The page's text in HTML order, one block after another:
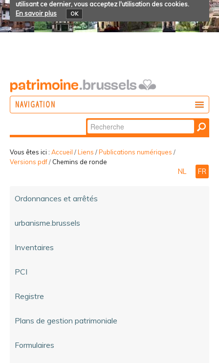
utilisant ce dernier, vous acceptez l'utilisation des cookies.
En savoir plus
OK
NAVIGATION
PARTICIPER
Chercher par
Recherche
avancée…
Vous êtes ici : Accueil /Liens /Publications numériques /
Versions pdf/ Chemins de ronde
NL FR
Ordonnances et arrêtés
urbanisme.brussels
Inventaires
PCI
Registre
Plans de gestion patrimoniale
Formulaires